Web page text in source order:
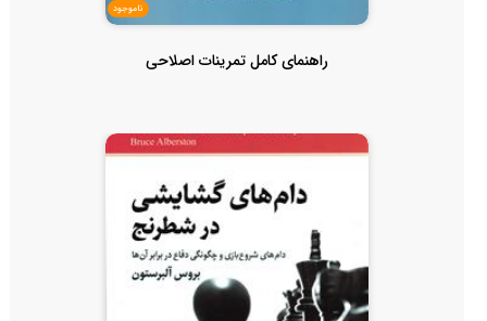
ناموجود
راهنمای کامل تمرینات اصلاحی